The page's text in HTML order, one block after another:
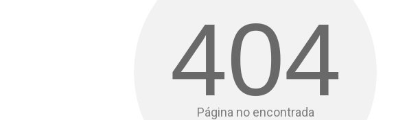
404
Página no encontrada